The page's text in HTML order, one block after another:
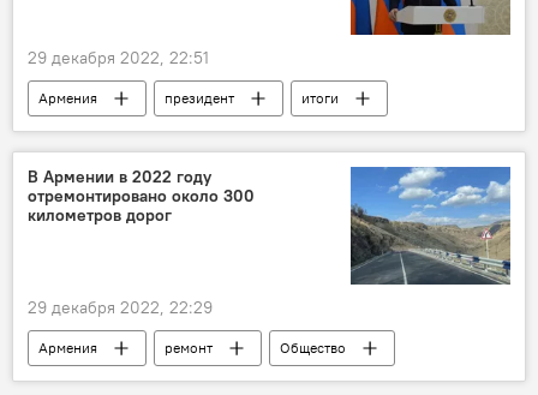
29 декабря 2022, 22:51
Армения президент
итоги
Политика
Новости Армения
В Армении в 2022 году
отремонтировано около 300
километров дорог
29 декабря 2022, 22:29
Армения ремонт
Общество
Новости Армения
дороги